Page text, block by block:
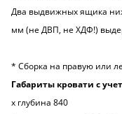
Два выдвижных ящика
мм (не ДВП, не ХДФ!)
* Сборка на правую или
Габариты кровати с
х глубина 840